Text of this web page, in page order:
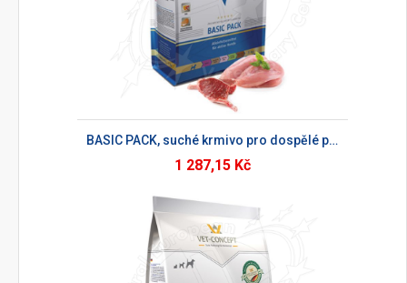
BASIC PACK, suché krmivo pro dospělé psy
1 287,15 Kč